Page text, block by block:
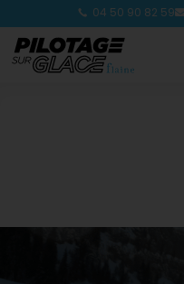
04 50 90 82 59